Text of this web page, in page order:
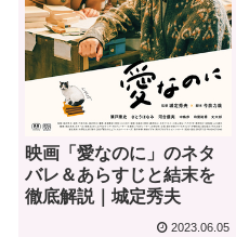
映画「愛なのに」のネタ
バレ＆あらすじと結末を
徹底解説｜城定秀夫
2023.06.05